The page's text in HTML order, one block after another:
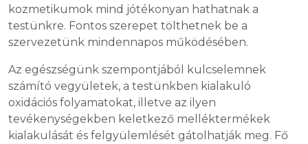
kozmetikumok mind jótékonyan hathatnak a
testünkre. Fontos szerepet tölthetnek be a
szervezetünk mindennapos működésében.
Az egészségünk szempontjából kulcselemnek
számító vegyületek, a testünkben kialakuló
oxidációs folyamatokat, illetve az ilyen
tevékenységekben keletkező melléktermékek
kialakulását és felgyülemlését gátolhatják meg. Fő